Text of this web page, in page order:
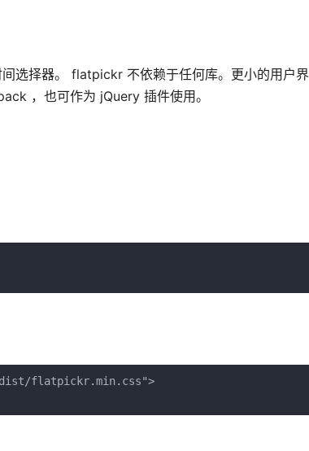
选择器。 flatpickr 不依赖于任何库。更小的用户界
，也可作为 jQuery 插件使用。
flatpickr.min.css">